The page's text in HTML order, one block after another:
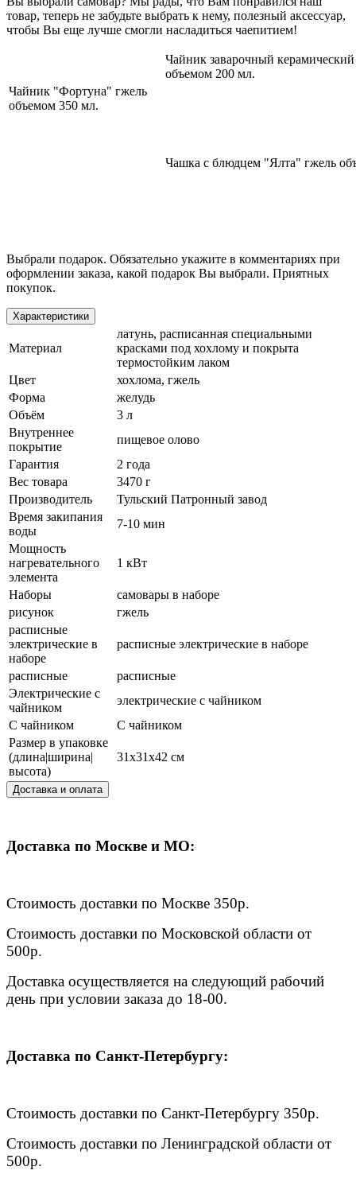
товар, теперь не забудьте выбрать к нему, полезный аксессуар,
чтобы Вы еще лучше смогли насладиться чаепитием!
Чайник заварочный
объемом 200 мл.
Чайник "Фортуна" гжель
объемом 350 мл.
Чашка с блюдцем "Ялта" гжель
Выбрали подарок. Обязательно укажите в комментариях при
оформлении заказа, какой подарок Вы выбрали. Приятных
покупок.
Характеристики
Материал
латунь, расписанная специальными
красками под хохлому и покрыта
термостойким лаком
Цвет
хохлома, гжель
Форма
желудь
Объём
3 л
Внутреннее
покрытие
пищевое олово
Гарантия
2 года
Вес товара
3470 г
Производитель
Тульский Патронный завод
Время закипания
воды
7-10 мин
Мощность
нагревательного
элемента
1 кВт
Наборы
самовары в наборе
рисунок
гжель
расписные
электрические в
наборе
расписные электрические в наборе
расписные
расписные
Электрические с
чайником
электрические с чайником
С чайником
С чайником
Размер в упаковке
(длина|ширина|
высота)
31x31x42 см
Доставка и оплата
Доставка по Москве и МО:
Стоимость доставки по Москве 350р.
Стоимость доставки по Московской области от
500р.
Доставка осуществляется на следующий рабочий
день при условии заказа до 18-00.
Доставка по Санкт-Петербургу:
Стоимость доставки по Санкт-Петербургу 350р.
Стоимость доставки по Ленинградской области от
500р.